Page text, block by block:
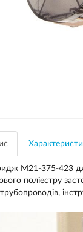
M21-375-423
поліестру